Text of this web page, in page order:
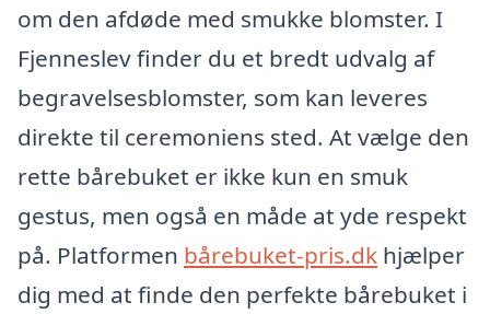
om den afdøde med smukke blomster. I
Fjenneslev finder du et bredt udvalg af
begravelsesblomster, som kan leveres
direkte til ceremoniens sted. At vælge den
rette bårebuket er ikke kun en smuk
gestus, men også en måde at yde respekt
på. Platformen bårebuket-pris.dk hjælper
dig med at finde den perfekte bårebuket i